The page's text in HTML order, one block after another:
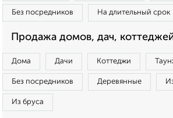
Без посредников На длительный срок
Продажа домов, дач,
Дома Дачи Коттеджи
Без посредников Деревянные
Из бруса